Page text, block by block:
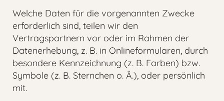
Welche Daten für die vorgenannten Zwecke
erforderlich sind, teilen wir den
Vertragspartnern vor oder im Rahmen der
Datenerhebung, z. B. in Onlineformularen, durch
besondere Kennzeichnung (z. B. Farben) bzw.
Symbole (z. B. Sternchen o. Ä.), oder persönlich
mit.